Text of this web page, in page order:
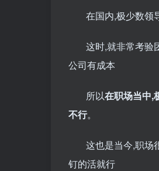
在国内,极少数领
这时,就非常考验
公司有成本
所以在职场当中,
不行。
这也是当今,职场
钉的活就行